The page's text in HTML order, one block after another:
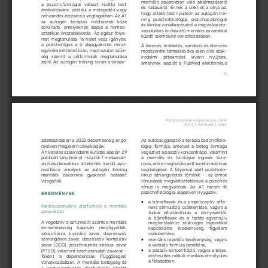
37
a   pszichofiziológiai  választ  kiváltó  testi
érzékelésekre, például a melegedés vagy
nehezedés érzésére a végtagokban. Az AT
az  autogén  terápiás  módszerek  közé
sorolható,  amelyeknek  alapja  a  homeo-
sztatikus önszabályozás. Az egész folya-
mat megtanulása 16 hetet vesz igénybe
a pszichológus a 6 alapgyakorlat mind-
egyikére két hetet szán, majd ezután szük-
ség  szerint  a  célformulák  megtanulása
zajlik. Az autogén tréning során a terape-
mentális zavarokban való alkalmazásáról
és hatásairól. Ennek a cikknek a célja az,
hogy áttekintést nyújtson az autogén tré-
ning  pszichofiziológiai,  pszichopatológiai
és klinikai vonatkozásairól a magas kardio-
vaszkuláris kockázatú mentális zavarokkal
küzdő személyek vonatkozásában.
A keresés, értékelés, szintézis és elemzés
módszerére támaszkodva jelen cikk szak-
irodalmi  áttekintést  kívánt  nyújtani,
amelynek alapját a PubMed elektronikus
Multidiszciplináris Egészség és Jóllét
2023. 1. évfolyam 2 . szám
adatbázisában a 2022 decemberéig angol
nyelven megjelent cikkek adják.
A hivatalos szakirodalmi kutatás alapján 29
publikált tanulmányt - köztük 7 metaanalí-
zis/szisztematikus áttekintés került azo-
nosításra,  amelyek  az  autogén  tréning
mentális  zavarokra  gyakorolt  hatásait
vizsgálták.
EREDMÉNYEK
Kardiovaszkuláris  diszfunkció  a  mentális
zavarokban
A vegetatív diszfunkciót számos mentális
rendellenesség  kapcsán  megfigyelték:
szkizofrénia,  bipoláris  zavar,  depresszió,
szorongásos zavar, obszesszív-kompulzív
zavar (OCD), poszttraumás stressz zavar
(PTSD), valamint szerhasználati zavarok -
főként  a  dependenciák  (függőségek)
vonatkozásában. A mentális betegség és
Az autoszuggesztió a terápia pszichofizio-
lógiai formája, amelyet a beteg önmaga
végezhet a passzív koncentráció, valamint
a  mentális  és  fiziológiai  ingerek
bizo-
nyos, előre meghatározott kombinációinak
segítségével. A folyamat alatt pszichoto-
nikus áthangolódás történik – az  izmok
tónusának megváltoztatásával a pszichés
tónus  is  megváltozik.  Az  AT  három  fő
pszichofiziológiai alapelven nyugszik:
•
a bőrreflexek és a proprioceptív affe-
rens stimuláció csökkentése, vagyis a
fizikai  elhatárolódás  a  környezettől:
a  bőrreflexek  és  a  tartás-egyensúly
megtartásához  szükséges  ingerekkel
kapcsolatos  érzékenység,  figyelem
csökkentése,
•
mentális repetitív tevékenység, vagyis
a verbális formula ismétlése,
•
a passzív koncentráció, vagyis a teljes,
erőfeszítés nélküli mentális elmélyülés
a feladatban.